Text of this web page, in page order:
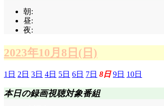
朝:
昼:
夜:
2023年10月8日(日)
1日 2日 3日 4日 5日 6日 7日 8日 9日 10日
本日の録画視聴対象番組